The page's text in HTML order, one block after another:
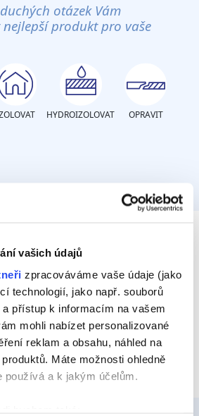
vašich údajů
zpracováváme vaše údaje (jako
technologií, jako např. souborů
přístup k informacím na vašem
mohli nabízet personalizované
reklam a obsahu, náhled na
Máte možnosti ohledně
používá a k jakým účelům.
otázek Vám
produkt pro vaše
HYDROIZOLOVAT OPRAVIT
občas nebo často
používání)